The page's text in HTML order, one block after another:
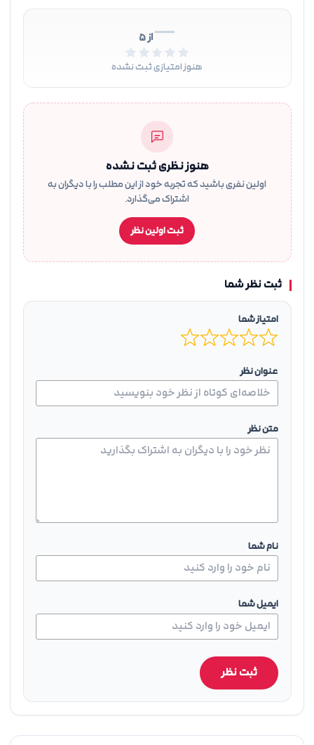
—از ۵
هنوز امتیازی ثبت نشده
هنوز نظری ثبت نشده
اولین نفری باشید که تجربه خود از این مطلب را با دیگران به
اشتراک می‌گذارد.
ثبت اولین نظر
ثبت نظر شما
امتیاز شما
عنوان نظر
متن نظر
نام شما
ایمیل شما
ثبت نظر